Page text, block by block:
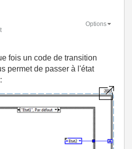
Options
fois un code de transition
permet de passer à l'état